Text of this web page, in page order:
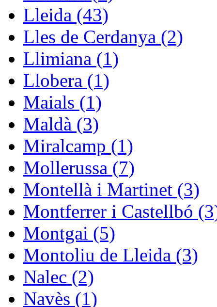
Lleida (43)
Lles de Cerdanya (2)
Llimiana (1)
Llobera (1)
Maials (1)
Maldà (3)
Miralcamp (1)
Mollerussa (7)
Montellà i Martinet (3)
Montferrer i Castellbó
Montgai (5)
Montoliu de Lleida (3)
Nalec (2)
Navès (1)